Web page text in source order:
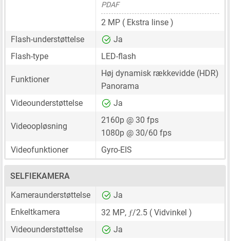
PDAF
2 MP ( Ekstra linse )
Flash-understøttelse
Ja
Flash-type
LED-flash
Funktioner
Høj dynamisk rækkevidde (HDR)
Panorama
Videounderstøttelse
Ja
Videoopløsning
2160p @ 30 fps
1080p @ 30/60 fps
Videofunktioner
Gyro-EIS
SELFIEKAMERA
Kameraunderstøttelse
Ja
Enkeltkamera
32 MP, ƒ/2.5 ( Vidvinkel )
Videounderstøttelse
Ja